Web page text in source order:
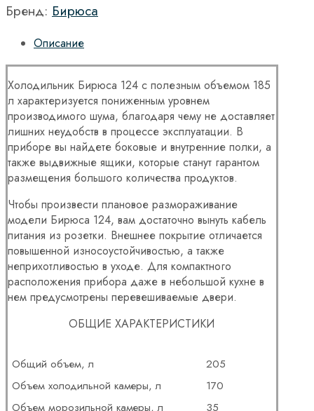
Бренд: Бирюса
Описание
Холодильник Бирюса 124 с полезным объемом 185
л характеризуется пониженным уровнем
производимого шума, благодаря чему не доставляет
лишних неудобств в процессе эксплуатации. В
приборе вы найдете боковые и внутренние полки, а
также выдвижные ящики, которые станут гарантом
размещения большого количества продуктов.
Чтобы произвести плановое размораживание
модели Бирюса 124, вам достаточно вынуть кабель
питания из розетки. Внешнее покрытие отличается
повышенной износоустойчивостью, а также
неприхотливостью в уходе. Для компактного
расположения прибора даже в небольшой кухне в
нем предусмотрены перевешиваемые двери.
ОБЩИЕ ХАРАКТЕРИСТИКИ
Общий объем, л
205
Объем холодильной камеры, л
170
Объем морозильной камеры, л
35